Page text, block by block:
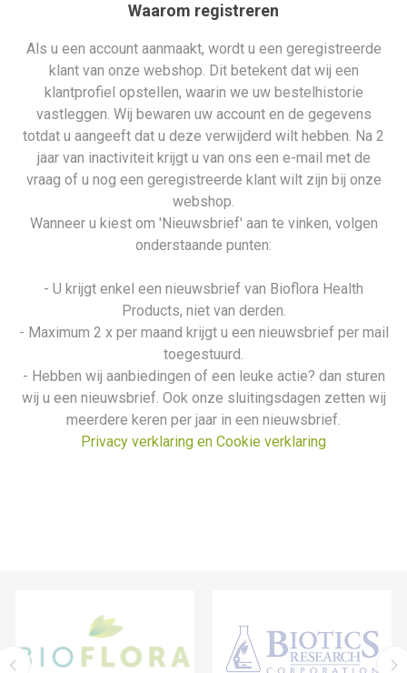
Waarom registreren
Als u een account aanmaakt, wordt u een geregistreerde
klant van onze webshop. Dit betekent dat wij een
klantprofiel opstellen, waarin we uw bestelhistorie
vastleggen. Wij bewaren uw account en de gegevens
totdat u aangeeft dat u deze verwijderd wilt hebben. Na 2
jaar van inactiviteit krijgt u van ons een e-mail met de
vraag of u nog een geregistreerde klant wilt zijn bij onze
webshop.
Wanneer u kiest om 'Nieuwsbrief' aan te vinken, volgen
onderstaande punten:
- U krijgt enkel een nieuwsbrief van Bioflora Health
Products, niet van derden.
- Maximum 2 x per maand krijgt u een nieuwsbrief per mail
toegestuurd.
- Hebben wij aanbiedingen of een leuke actie? dan sturen
wij u een nieuwsbrief. Ook onze sluitingsdagen zetten wij
meerdere keren per jaar in een nieuwsbrief.
Privacy verklaring en Cookie verklaring